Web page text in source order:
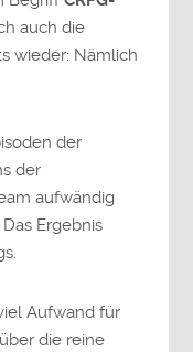
auch die
wieder: Nämlich
der
der
aufwändig
Ergebnis
Aufwand für
die reine